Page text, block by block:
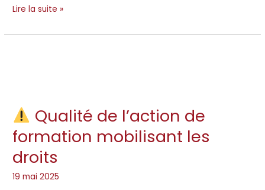
Lire la suite »
Qualité de l’action de
formation mobilisant les
droits
19 mai 2025
Qualité
de
l’action
de
formation